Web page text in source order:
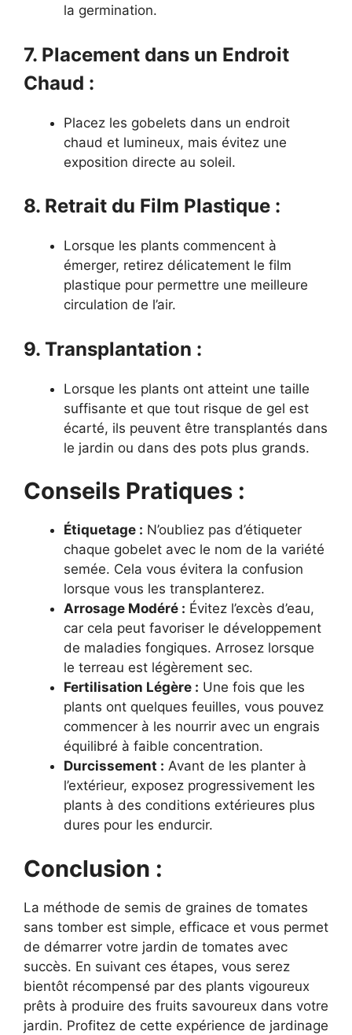
la germination.
7. Placement dans un Endroit
Chaud :
Placez les gobelets dans un endroit
chaud et lumineux, mais évitez une
exposition directe au soleil.
8. Retrait du Film Plastique :
Lorsque les plants commencent à
émerger, retirez délicatement le film
plastique pour permettre une meilleure
circulation de l’air.
9. Transplantation :
Lorsque les plants ont atteint une taille
suffisante et que tout risque de gel est
écarté, ils peuvent être transplantés dans
le jardin ou dans des pots plus grands.
Conseils Pratiques :
Étiquetage : N’oubliez pas d’étiqueter
chaque gobelet avec le nom de la variété
semée. Cela vous évitera la confusion
lorsque vous les transplanterez.
Arrosage Modéré : Évitez l’excès d’eau,
car cela peut favoriser le développement
de maladies fongiques. Arrosez lorsque
le terreau est légèrement sec.
Fertilisation Légère : Une fois que les
plants ont quelques feuilles, vous pouvez
commencer à les nourrir avec un engrais
équilibré à faible concentration.
Durcissement : Avant de les planter à
l’extérieur, exposez progressivement les
plants à des conditions extérieures plus
dures pour les endurcir.
Conclusion :
La méthode de semis de graines de tomates
sans tomber est simple, efficace et vous permet
de démarrer votre jardin de tomates avec
succès. En suivant ces étapes, vous serez
bientôt récompensé par des plants vigoureux
prêts à produire des fruits savoureux dans votre
jardin. Profitez de cette expérience de jardinage